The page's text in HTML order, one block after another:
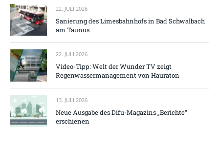
22. JULI 2026
Sanierung des Limesbahnhofs in Bad Schwalbach
am Taunus
22. JULI 2026
Video-Tipp: Welt der Wunder TV zeigt
Regenwassermanagement von Hauraton
13. JULI 2026
Neue Ausgabe des Difu-Magazins „Berichte“
erschienen